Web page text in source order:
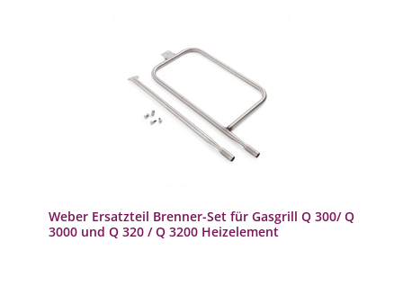
Weber Ersatzteil Brenner-Set für Gasgrill Q 300/ Q
3000 und Q 320 / Q 3200 Heizelement